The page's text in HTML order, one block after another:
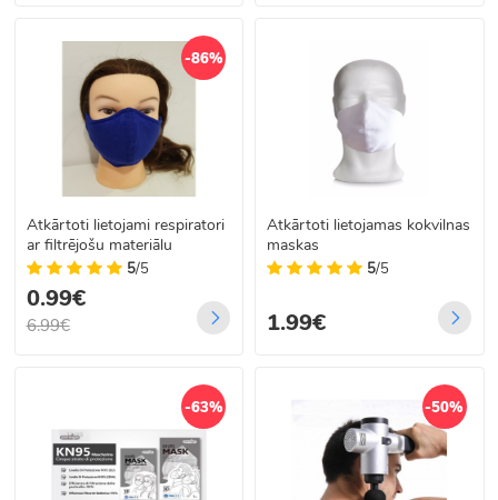
-86%
Atkārtoti lietojami respiratori
ar filtrējošu materiālu
5/5
0.99€
6.99€
Atkārtoti lietojamas kokvilnas
maskas
5/5
1.99€
-63% -50%